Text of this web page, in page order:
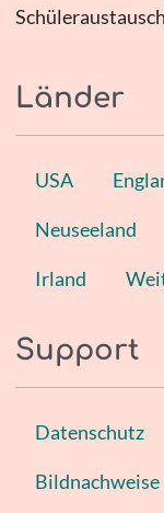
Länder
USA
Neuseeland
Irland
Support
Datenschutz
Bildnachweise